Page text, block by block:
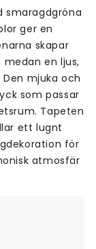
smaragdgröna
ger en
skapar
en ljus,
mjuka och
som passar
Tapeten
ett lugnt
för
atmosfär